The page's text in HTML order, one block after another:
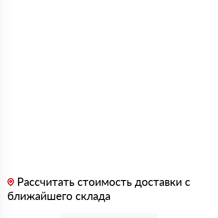
Рассчитать стоимость доставки с
ближайшего склада